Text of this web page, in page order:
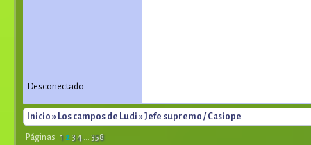
Desconectado
Inicio » Los campos de Ludi » Jefe supremo / Casiope
Páginas : 1 234 ... 358